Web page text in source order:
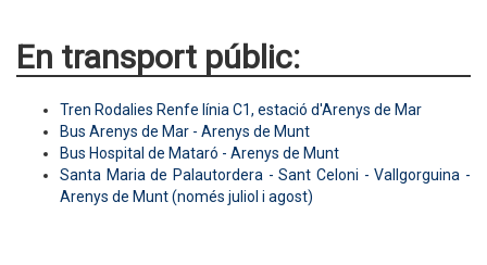
En transport públic:
Tren Rodalies Renfe línia C1, estació d'Arenys de Mar
Bus Arenys de Mar - Arenys de Munt
Bus Hospital de Mataró - Arenys de Munt
Santa Maria de Palautordera - Sant Celoni - Vallgorguina -
Arenys de Munt (només juliol i agost)